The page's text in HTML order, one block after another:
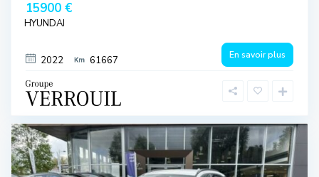
15900 €
HYUNDAI
2022 61667 En savoir plus